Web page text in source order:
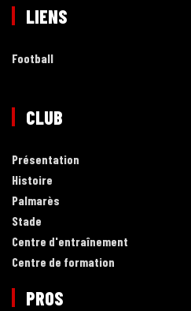
LIENS
Football
CLUB
Présentation
Histoire
Palmarès
Stade
Centre d'entraînement
Centre de formation
PROS